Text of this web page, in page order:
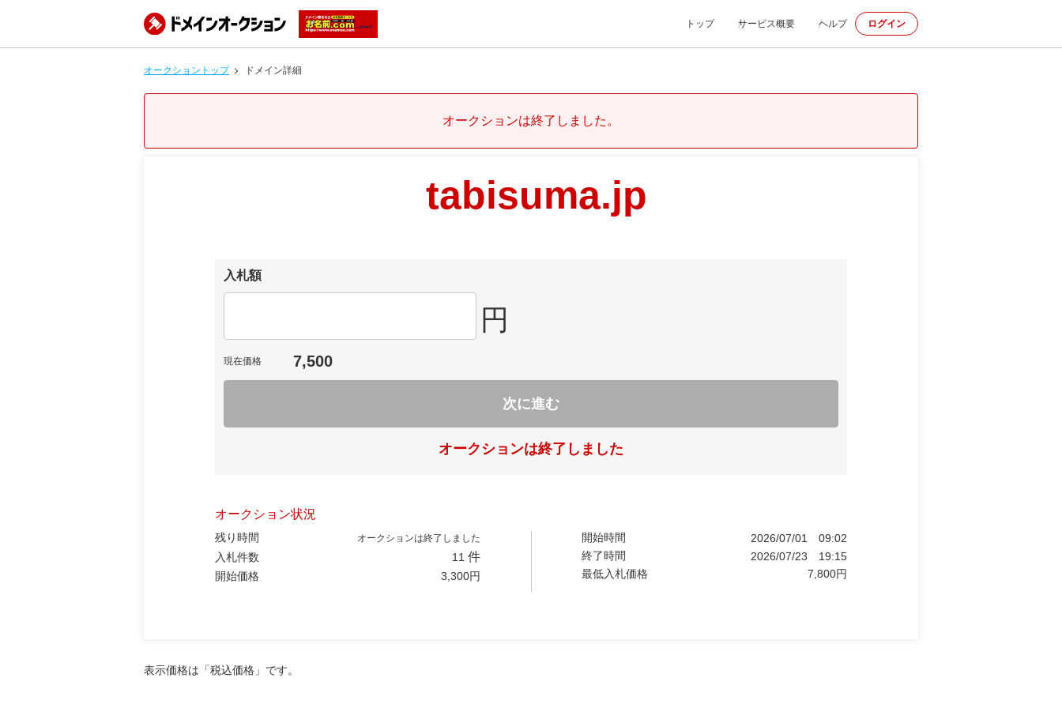
トップ サービス概要 ヘルプ ログイン
オークショントップ ドメイン詳細
オークションは終了しました。
tabisuma.jp
入札額
円
現在価格 7,500
次に進む
オークションは終了しました
オークション状況
残り時間 オークションは終了しました
入札件数 11 件
開始価格 3,300円
開始時間 2026/07/01
09:02
終了時間
2026/07/23
19:15
最低入札価格
7,800円
表示価格は「税込価格」です。